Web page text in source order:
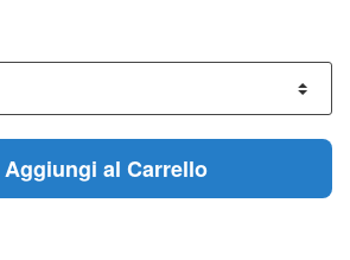
Aggiungi al Carrello